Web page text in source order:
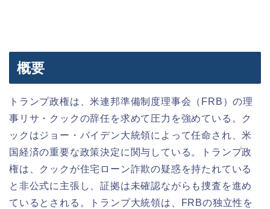
概要
トランプ政権は、米連邦準備制度理事会（FRB）の理
事リサ・クックの辞任を求めて圧力を強めている。ク
ックはジョー・バイデン大統領によって任命され、米
国経済の重要な政策決定に関与している。トランプ政
権は、クックが住宅ローン詐欺の疑惑を持たれている
と非公式に主張し、証拠は未確認ながらも捜査を進め
ているとされる。トランプ大統領は、FRBの独立性を